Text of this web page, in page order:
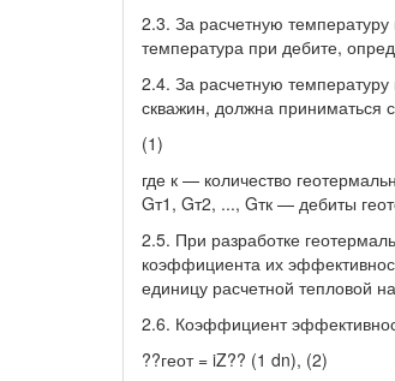
2.3. За расчетную
температура при дебите,
2.4. За расчетную
скважин, должна приниматься
(1)
где к — количество
Gт1, Gт2, ..., Gтк — дебиты
2.5. При разработке
коэффициента их
единицу расчетной тепловой
2.6. Коэффициент
??геот = iZ?? (1 dn), (2)